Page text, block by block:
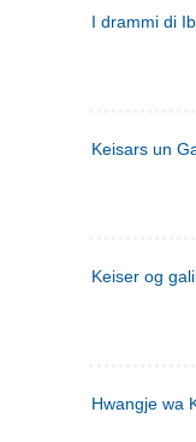
I drammi di
Keisars un
Keiser og
Hwangje wa